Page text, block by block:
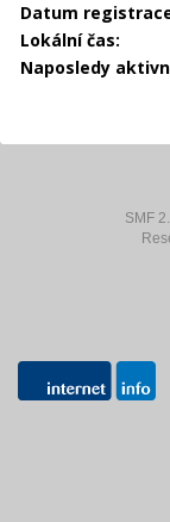
Datum
Lokální čas:
Naposledy
SMF